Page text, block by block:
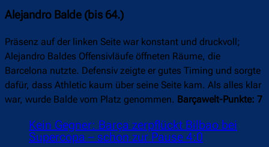
Alejandro Balde (bis 64.)
Präsenz auf der linken Seite war konstant und druckvoll;
Alejandro Baldes Offensivläufe öffneten Räume, die
Barcelona nutzte. Defensiv zeigte er gutes Timing und sorgte
dafür, dass Athletic kaum über seine Seite kam. Als alles klar
war, wurde Balde vom Platz genommen. Barçawelt-Punkte: 7
Kein Gegner: Barça zerpflückt Bilbao bei
Supercopa – schon zur Pause 4:0